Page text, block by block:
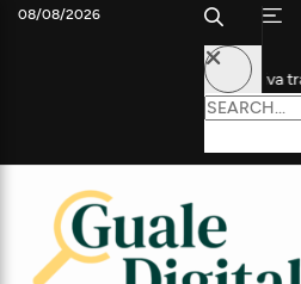
en Terapia Intensiva tras la explosión
08/08/2026